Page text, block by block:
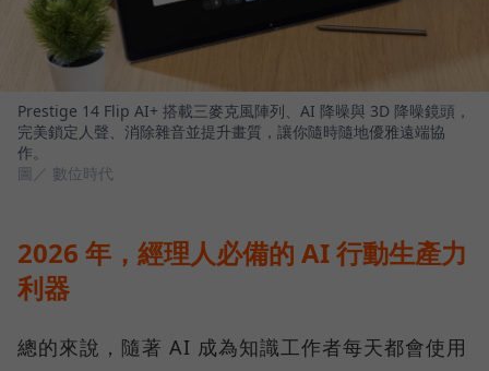
Prestige 14 Flip AI+ 搭載三麥克風陣列、AI 降噪與 3D 降噪鏡頭，
完美鎖定人聲、消除雜音並提升畫質，讓你隨時隨地優雅遠端協
作。
圖／ 數位時代
2026 年，經理人必備的 AI 行動生產力
利器
總的來說，隨著 AI 成為知識工作者每天都會使用